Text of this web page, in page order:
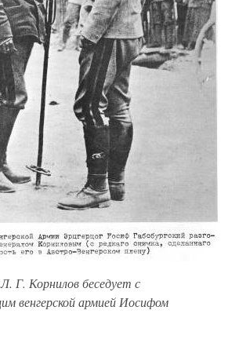
Г. Корнилов беседует с
венгерской армией Иосифом